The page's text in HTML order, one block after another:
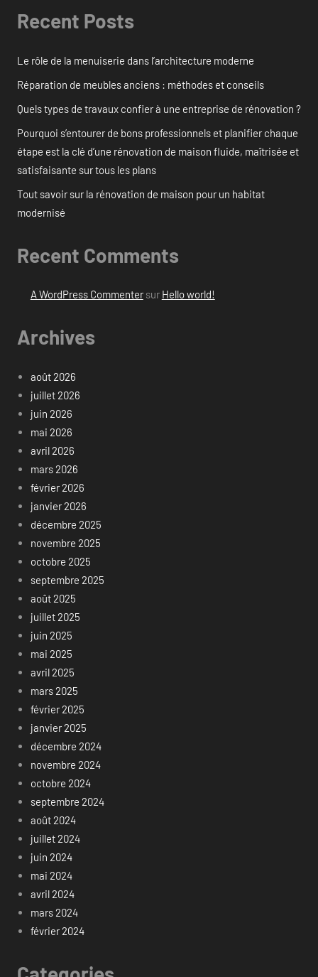
Recent Posts
Le rôle de la menuiserie dans l’architecture moderne
Réparation de meubles anciens : méthodes et conseils
Quels types de travaux confier à une entreprise de rénovation ?
Pourquoi s’entourer de bons professionnels et planifier chaque
étape est la clé d’une rénovation de maison fluide, maîtrisée et
satisfaisante sur tous les plans
Tout savoir sur la rénovation de maison pour un habitat
modernisé
Recent Comments
A WordPress Commentersur Hello world!
Archives
août 2026
juillet 2026
juin 2026
mai 2026
avril 2026
mars 2026
février 2026
janvier 2026
décembre 2025
novembre 2025
octobre 2025
septembre 2025
août 2025
juillet 2025
juin 2025
mai 2025
avril 2025
mars 2025
février 2025
janvier 2025
décembre 2024
novembre 2024
octobre 2024
septembre 2024
août 2024
juillet 2024
juin 2024
mai 2024
avril 2024
mars 2024
février 2024